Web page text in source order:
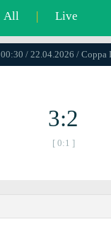
All | Live
00:30 / 22.04.2026 / Coppa
3:2
[ 0:1 ]